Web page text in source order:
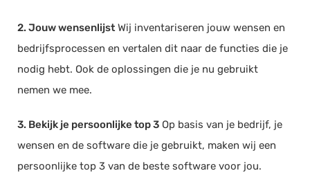
2. Jouw wensenlijst Wij inventariseren jouw wensen en
bedrijfsprocessen en vertalen dit naar de functies die je
nodig hebt. Ook de oplossingen die je nu gebruikt
nemen we mee.
3. Bekijk je persoonlijke top 3 Op basis van je bedrijf, je
wensen en de software die je gebruikt, maken wij een
persoonlijke top 3 van de beste software voor jou.